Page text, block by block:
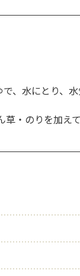
、水にとり、
・のりを加えて